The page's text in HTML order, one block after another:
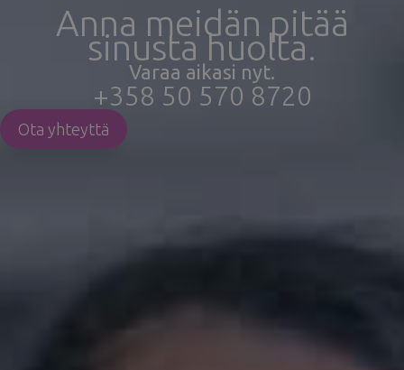
Anna meidän pitää
sinusta huolta.
Varaa aikasi nyt.
+358 50 570 8720
Ota yhteyttä